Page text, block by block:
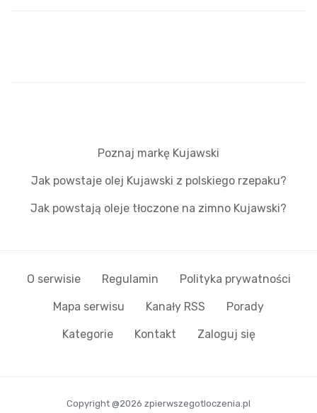
Poznaj markę Kujawski
Jak powstaje olej Kujawski z polskiego rzepaku?
Jak powstają oleje tłoczone na zimno Kujawski?
O serwisie Regulamin Polityka prywatności
Mapa serwisu Kanały RSS Porady
Kategorie Kontakt Zaloguj się
Copyright @2026 zpierwszegotloczenia.pl